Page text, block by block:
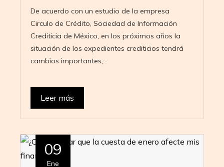
De acuerdo con un estudio de la empresa
Circulo de Crédito, Sociedad de Información
Crediticia de México, en los próximos años la
situación de los expedientes crediticios tendrá
cambios importantes,…
Leer más
09
Ene